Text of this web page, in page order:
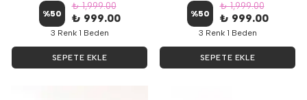
%50
₺ 1,999.00
₺ 999.00
3 Renk 1 Beden
SEPETE EKLE
%50
₺ 1,999.00
₺ 999.00
3 Renk 1 Beden
SEPETE EKLE